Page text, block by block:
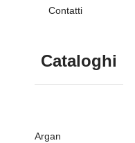
Contatti
Cataloghi
Argan